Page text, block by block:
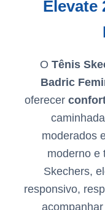
Elevate
O Tênis
Badric
oferecer
moderados
moderno e
Skechers,
responsivo,